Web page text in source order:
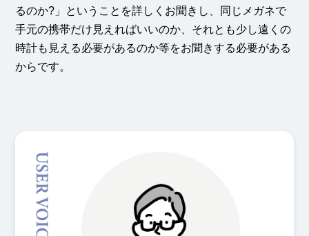
るのか?」ということを詳しくお聞きし、同じメガネで
手元の携帯だけ見えればいいのか、それとも少し遠くの
時計も見える必要があるのか等をお聞きする必要がある
からです。